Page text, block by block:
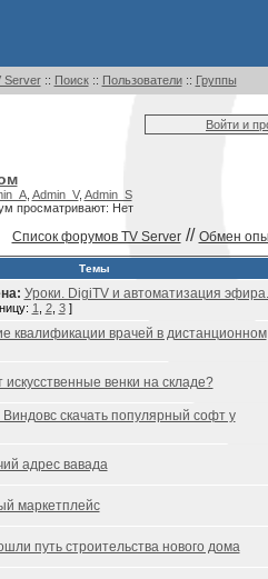
Server:: Поиск:: Пользователи:: Группы
Войти и
, Admin_V, Admin_S
просматривают: Нет
Список форумов TV Server// Обмен
Темы
Уроки. DigiTV и автоматизация эфира.
1 2, 3]
квалификации врачей в дистанционном
искусственные венки на складе?
Виндовс скачать популярный софт у
адрес вавада
маркетплейс
путь строительства нового дома